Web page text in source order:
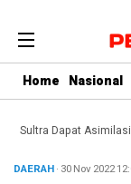
Home Nasional
Dapat Asimilasi dari
DAERAH· 30 Nov 2022